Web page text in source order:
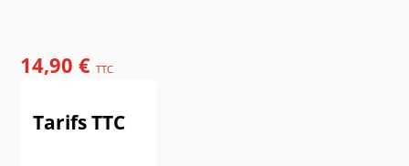
14,90 €TTC
Tarifs TTC